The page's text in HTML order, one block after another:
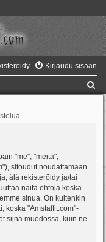
Kirjaudu sisään
"me", "meitä",
sitoudut noudattamaan
älä rekisteröidy ja/tai
näitä ehtoja koska
sinua. On kuitenkin
koska "Amstaffit.com"-
siinä muodossa, kuin ne